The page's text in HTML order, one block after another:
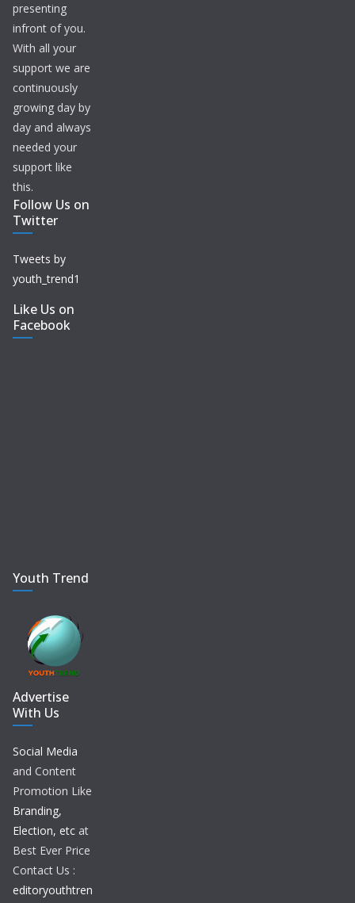
presenting
infront of you.
With all your
support we are
continuously
growing day by
day and always
needed your
support like
this.
Follow Us on
Twitter
Tweets by
youth_trend1
Like Us on
Facebook
Youth Trend
Advertise
With Us
Social Media
and Content
Promotion Like
Branding,
Election, etc at
Best Ever Price
Contact Us :
editoryouthtren